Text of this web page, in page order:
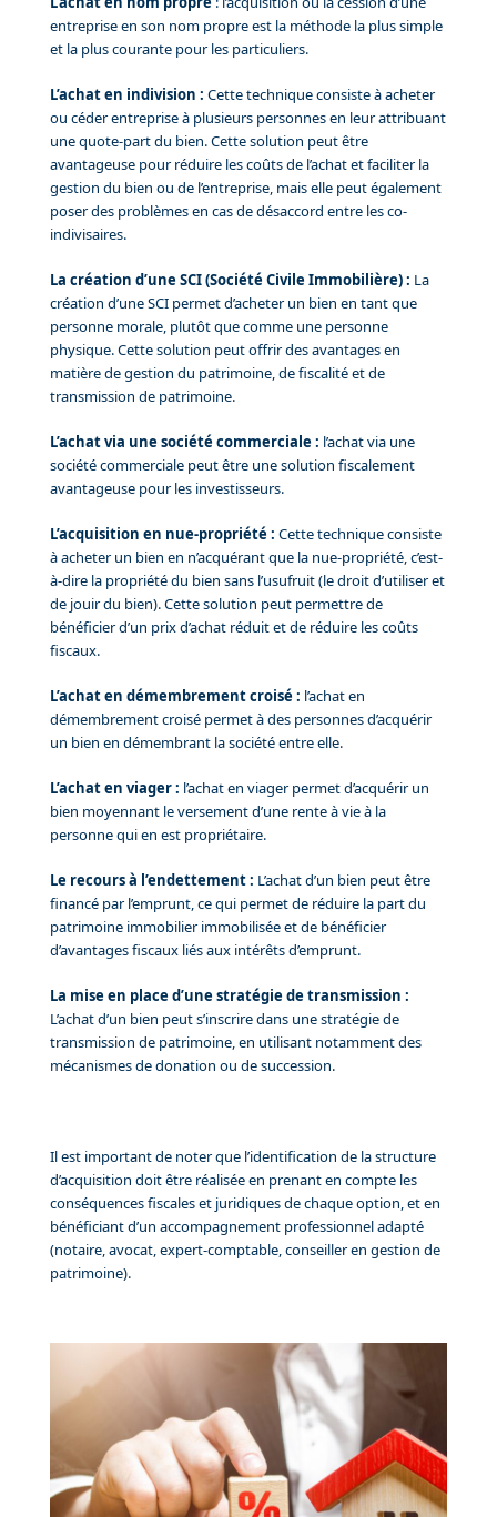
entreprise en son nom propre est la méthode la plus simple
et la plus courante pour les particuliers.
L’achat en indivision : Cette technique consiste à acheter
ou céder entreprise à plusieurs personnes en leur attribuant
une quote-part du bien. Cette solution peut être
avantageuse pour réduire les coûts de l’achat et faciliter la
gestion du bien ou de l’entreprise, mais elle peut également
poser des problèmes en cas de désaccord entre les co-
indivisaires.
La création d’une SCI (Société Civile Immobilière) : La
création d’une SCI permet d’acheter un bien en tant que
personne morale, plutôt que comme une personne
physique. Cette solution peut offrir des avantages en
matière de gestion du patrimoine, de fiscalité et de
transmission de patrimoine.
L’achat via une société commerciale : l’achat via une
société commerciale peut être une solution fiscalement
avantageuse pour les investisseurs.
L’acquisition en nue-propriété : Cette technique consiste
à acheter un bien en n’acquérant que la nue-propriété, c’est-
à-dire la propriété du bien sans l’usufruit (le droit d’utiliser et
de jouir du bien). Cette solution peut permettre de
bénéficier d’un prix d’achat réduit et de réduire les coûts
fiscaux.
L’achat en démembrement croisé : l’achat en
démembrement croisé permet à des personnes d’acquérir
un bien en démembrant la société entre elle.
L’achat en viager : l’achat en viager permet d’acquérir un
bien moyennant le versement d’une rente à vie à la
personne qui en est propriétaire.
Le recours à l’endettement : L’achat d’un bien peut être
financé par l’emprunt, ce qui permet de réduire la part du
patrimoine immobilier immobilisée et de bénéficier
d’avantages fiscaux liés aux intérêts d’emprunt.
La mise en place d’une stratégie de transmission :
L’achat d’un bien peut s’inscrire dans une stratégie de
transmission de patrimoine, en utilisant notamment des
mécanismes de donation ou de succession.
Il est important de noter que l’identification de la structure
d’acquisition doit être réalisée en prenant en compte les
conséquences fiscales et juridiques de chaque option, et en
bénéficiant d’un accompagnement professionnel adapté
(notaire, avocat, expert-comptable, conseiller en gestion de
patrimoine).